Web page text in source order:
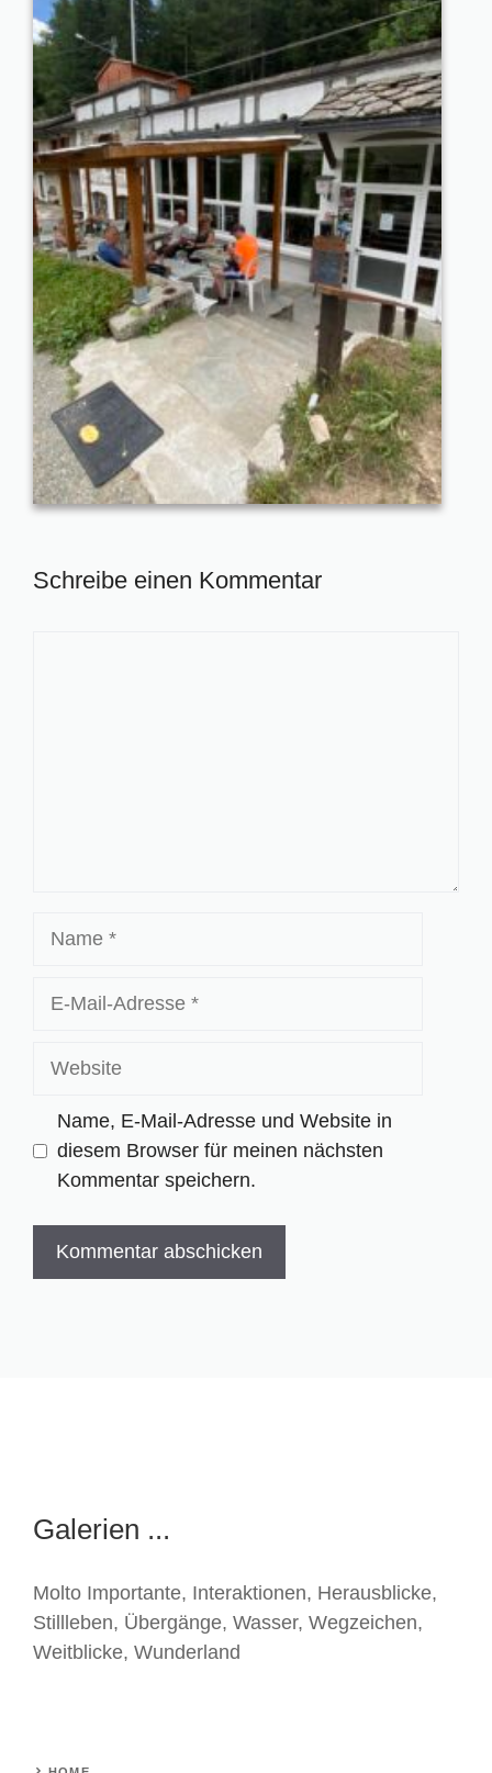
Schreibe einen Kommentar
Name, E-Mail-Adresse und Website in
diesem Browser für meinen nächsten
Kommentar speichern.
Galerien ...
Molto Importante, Interaktionen, Herausblicke,
Stillleben, Übergänge, Wasser, Wegzeichen,
Weitblicke, Wunderland